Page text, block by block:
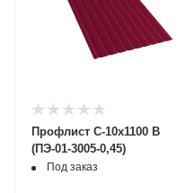
Профлист С-10х1100 B
(ПЭ-01-3005-0,45)
Под заказ